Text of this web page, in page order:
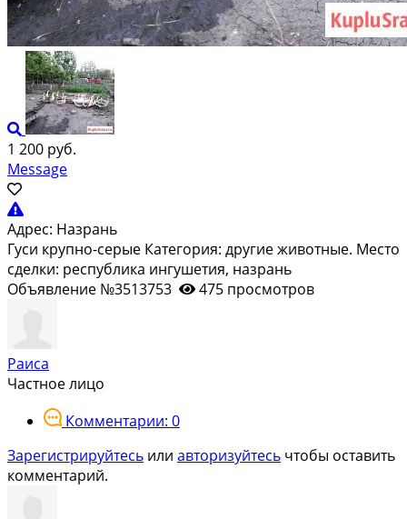
1 200 руб.
Message
Адрес: Назрань
Гуси крупно-серые Категория: другие животные. Место
сделки: республика ингушетия, назрань
Объявление №3513753
475 просмотров
Раиса
Частное лицо
Комментарии: 0
Зарегистрируйтесь или авторизуйтесь чтобы оставить
комментарий.